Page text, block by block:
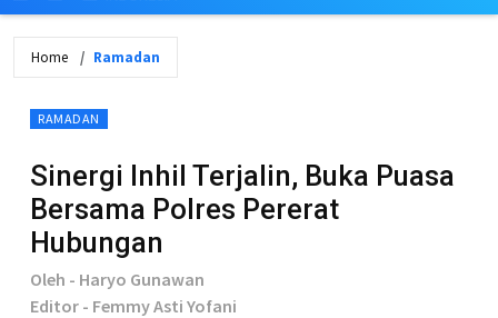
Home Ramadan
RAMADAN
Sinergi Inhil Terjalin, Buka Puasa
Bersama Polres Pererat
Hubungan
Oleh - Haryo Gunawan
Editor - Femmy Asti Yofani